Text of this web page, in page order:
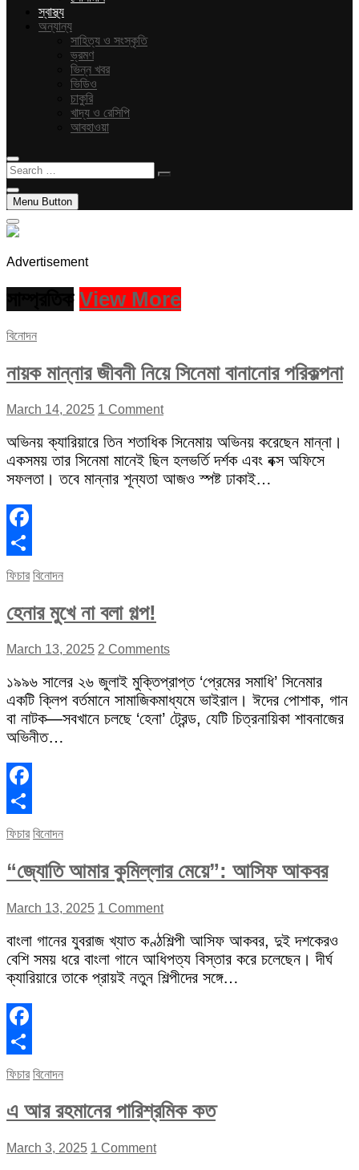
স্বাস্থ্য
অন্যান্য
সাহিত্য ও সংস্কৃতি
ভ্রমণ
ভিন্ন খবর
ভিডিও
চাকুরি
খাদ্য ও রেসিপি
আবহাওয়া
Search
…
Menu Button
Advertisement
View More
বিনোদন
নায়ক মান্নার জীবনী নিয়ে সিনেমা বানানোর পরিকল্পনা
March 14, 2025 1 Comment
অভিনয় ক্যারিয়ারে তিন শতাধিক সিনেমায় অভিনয় করেছেন মান্না।
একসময় তার সিনেমা মানেই ছিল হলভর্তি দর্শক এবং বক্স অফিসে
সফলতা। তবে মান্নার শূন্যতা আজও স্পষ্ট ঢাকাই…
Facebook
Share
ফিচার বিনোদন
হেনার মুখে না বলা গল্প!
March 13, 2025 2 Comments
১৯৯৬ সালের ২৬ জুলাই মুক্তিপ্রাপ্ত ‘প্রেমের সমাধি’ সিনেমার
একটি ক্লিপ বর্তমানে সামাজিকমাধ্যমে ভাইরাল। ঈদের পোশাক, গান
বা নাটক—সবখানে চলছে ‘হেনা’ ট্রেন্ড, যেটি চিত্রনায়িকা শাবনাজের
অভিনীত…
Facebook
Share
ফিচার বিনোদন
“জ্যোতি আমার কুমিল্লার মেয়ে”: আসিফ আকবর
March 13, 2025 1 Comment
বাংলা গানের যুবরাজ খ্যাত কণ্ঠশিল্পী আসিফ আকবর, দুই দশকেরও
বেশি সময় ধরে বাংলা গানে আধিপত্য বিস্তার করে চলেছেন। দীর্ঘ
ক্যারিয়ারে তাকে প্রায়ই নতুন শিল্পীদের সঙ্গে…
Facebook
Share
ফিচার বিনোদন
এ আর রহমানের পারিশ্রমিক কত
March 3, 2025 1 Comment